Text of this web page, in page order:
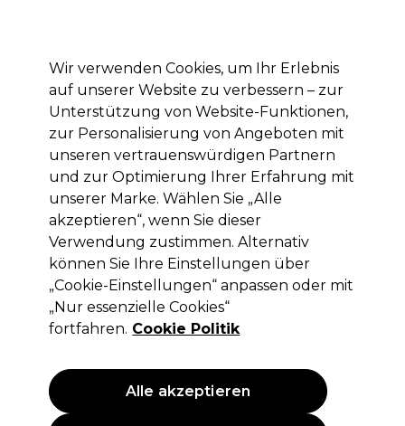
Anmelden
Marken Deals Haare Elektrogeräte Saloneinrichtung
Lieferung und Lieferzeiten
– mehr erfahren
Ups!
Ups, wir konnten nicht finden,
wonach du gesucht hast.
Versuch es mit anderen Schlüsselwörtern.
Das könnte dir gefallen
Wir verwenden Cookies, um Ihr Erlebnis
auf unserer Website zu verbessern – zur
Unterstützung von Website-Funktionen,
zur Personalisierung von Angeboten mit
unseren vertrauenswürdigen Partnern
und zur Optimierung Ihrer Erfahrung mit
unserer Marke. Wählen Sie „Alle
akzeptieren“, wenn Sie dieser
Verwendung zustimmen. Alternativ
können Sie Ihre Einstellungen über
„Cookie-Einstellungen“ anpassen oder mit
„Nur essenzielle Cookies“
fortfahren. Cookie Politik
Alle akzeptieren